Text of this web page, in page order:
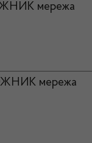
мережа
мережа